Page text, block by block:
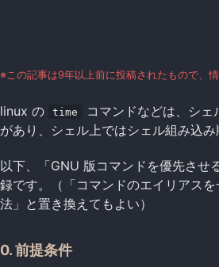
※この記事は9年以上前に投稿されたもので、
linux の time
コマンドなどは、シ
があり、シェル上ではシェル組み込み
以下、「GNU 版コマンドを優先させ
録です。（「コマンドのエイリアス
法」と置き換えてもよい）
0. 前提条件